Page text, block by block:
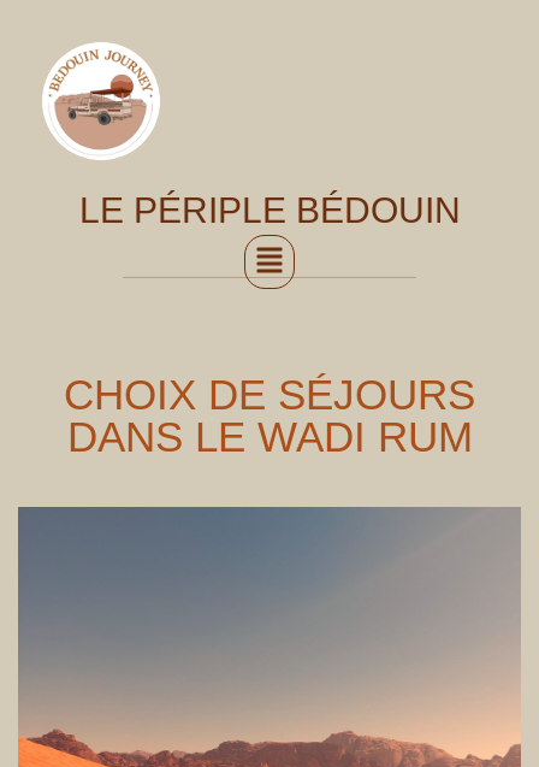
LE PÉRIPLE BÉDOUIN
CHOIX DE SÉJOURS
DANS LE WADI RUM